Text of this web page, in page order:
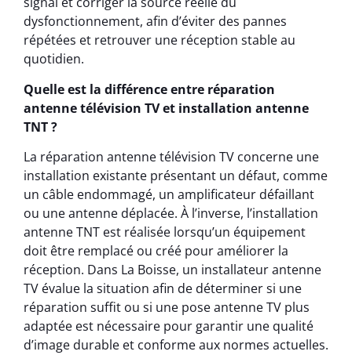
dysfonctionnement, afin d’éviter des pannes
répétées et retrouver une réception stable au
quotidien.
Quelle est la différence entre réparation
antenne télévision TV et installation antenne
TNT ?
La réparation antenne télévision TV concerne une
installation existante présentant un défaut, comme
un câble endommagé, un amplificateur défaillant
ou une antenne déplacée. À l’inverse, l’installation
antenne TNT est réalisée lorsqu’un équipement
doit être remplacé ou créé pour améliorer la
réception. Dans La Boisse, un installateur antenne
TV évalue la situation afin de déterminer si une
réparation suffit ou si une pose antenne TV plus
adaptée est nécessaire pour garantir une qualité
d’image durable et conforme aux normes actuelles.